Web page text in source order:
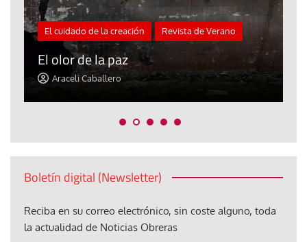
El cuidado de la creación Revista de Verano
El olor de la paz
Araceli Caballero
Boletín digital (Newsletter)
Reciba en su correo electrónico, sin coste alguno, toda
la actualidad de Noticias Obreras